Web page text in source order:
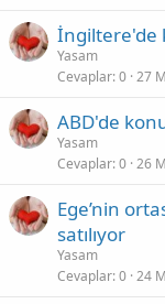
İngiltere'de
Yasam
Cevaplar 0 27
ABD'de
Yasam
Cevaplar 0 26
Ege’nin
satılıyor
Yasam
Cevaplar 0 24